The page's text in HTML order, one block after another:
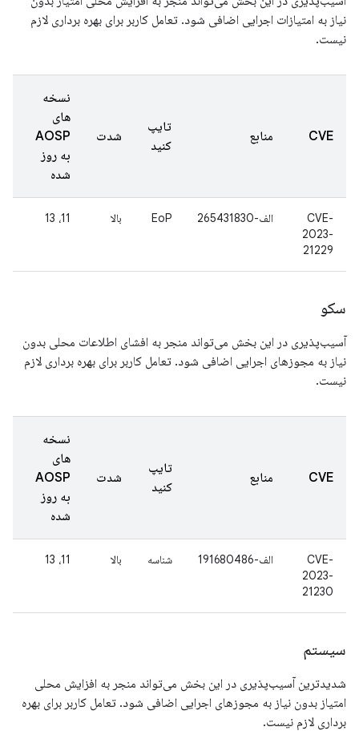
نیاز به امتیازات اجرایی اضافی شود. تعامل کاربر برای بهره برداری لازم
نیست.
CVE منابع
تایپ
کنید
شدت
نسخه
های
AOSP
به روز
شده
CVE-
2023-
21229
الف-265431830 EoP بالا 11، 13
سکو
آسیب‌پذیری در این بخش می‌تواند منجر به افشای اطلاعات محلی بدون
نیاز به مجوزهای اجرایی اضافی شود. تعامل کاربر برای بهره برداری لازم
نیست.
CVE منابع
تایپ
کنید
شدت
نسخه
های
AOSP
به روز
شده
CVE-
2023-
21230
الف-191680486 شناسه بالا 11، 13
سیستم
شدیدترین آسیب‌پذیری در این بخش می‌تواند منجر به افزایش محلی
امتیاز بدون نیاز به مجوزهای اجرایی اضافی شود. تعامل کاربر برای بهره
برداری لازم نیست.